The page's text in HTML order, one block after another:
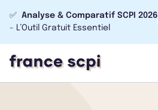
✅ Analyse & Comparatif SCPI 2026
- L’Outil Gratuit Essentiel